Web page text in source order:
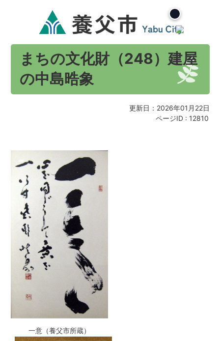
まちの文化財（248）建屋
の中島晧象
更新日：2026年01月22日
ページID : 12810
一意（養父市所蔵）